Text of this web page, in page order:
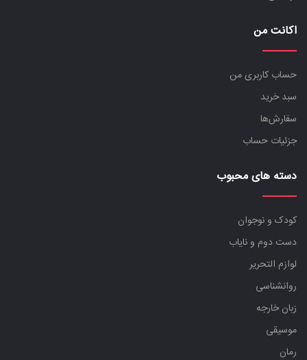
اکانت من
حساب کاربری من
سبد خرید
سفارش‌ها
جزئیات حساب
دسته های محبوب
کودک و نوجوان
دست دوم و نایاب
لوازم التحریر
روانشناسی
زبان خارجه
موسیقی
رمان